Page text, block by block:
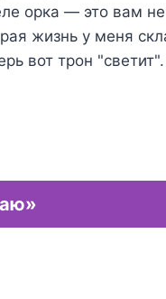
орка — это вам
жизнь у меня
вот трон